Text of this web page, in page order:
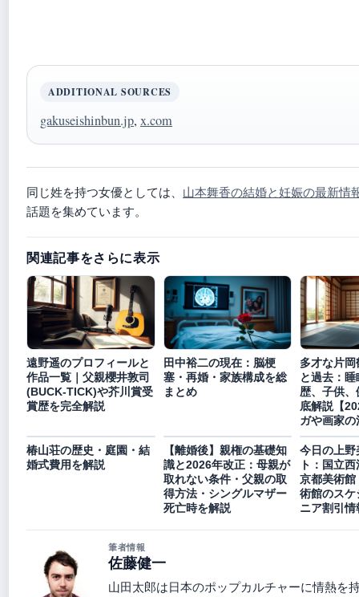
ADDITIONAL SOURCES
gakuseishinbun.jp, x.com
同じ姓を持つ女優としては、 山本舞香の結婚と妊娠の最新情
話題を集めています。
関連記事をさらに表示
遠野遥のプロフィールと
作品一覧｜父親櫻井敦司
(BUCK-TICK)や芥川賞受
賞歴を完全解説
田中裕二の現在：脳梗
塞・再婚・家族構成を総
まとめ
多才な片
と過去：
歴、子供
底解説【
ガや画家の
椿山荘の歴史・庭園・結
婚式費用を解説
【離婚後】親権の基礎知
識と2026年改正：母親が
取れない条件・父親の取
得方法・シングルマザー
死亡時を解説
今日の上野
ト：国立
京都美術館
術館のスケ
ニア割引情
筆者情報
佐藤健一
山田太郎は日本のポップカルチャーに情熱を